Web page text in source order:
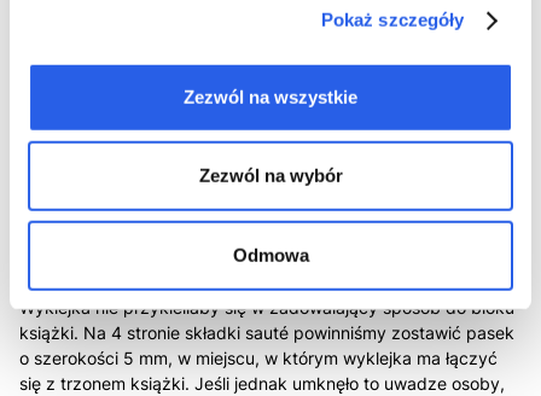
Pokaż szczegóły
Zezwól na wszystkie
Zezwól na wybór
Odmowa
bloku przecież przyklejona jest tylko niewielka część arkusza
wyklejki. Takie produkcje – z zadrukowaną dwustronnie
Musimy wziąć tylko pod uwagę, że o ile klej bez problemu
zespoli papier z papierem, czy tekturą introligatorską, z farbą
drukarską jest zupełnie inna bajka. Klej nie zadziała na
zadrukowany papier z taką samą skutecznością. Nie możemy
więc umieścić grafiki na całej 4 stronie składki. Dlaczego?
Wyklejka nie przykleiłaby się w zadowalający sposób do bloku
książki. Na 4 stronie składki sauté powinniśmy zostawić pasek
o szerokości 5 mm, w miejscu, w którym wyklejka ma łączyć
się z trzonem książki. Jeśli jednak umknęło to uwadze osoby,